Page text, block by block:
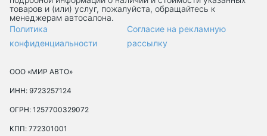
товаров и (или) услуг, пожалуйста, обращайтесь к
менеджерам автосалона.
Политика
конфиденциальности
Согласие на рекламную
рассылку
ООО «МИР АВТО»
ИНН: 9723257124
ОГРН: 1257700329072
КПП: 772301001